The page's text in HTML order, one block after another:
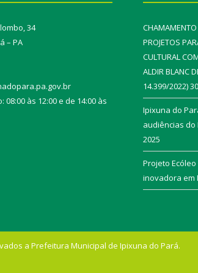
34
– PA
às 12:00 e de 14:00 às
PROJETOS
CULTURAL
ALDIR BLANC
14.399/2022)
Ipixuna do
audiências do
2025
Projeto
inovadora em
a Prefeitura Municipal de Ipixuna do Pará.